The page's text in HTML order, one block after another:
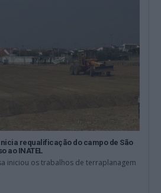
requalificação do campo de São
ao INATEL
iniciou os trabalhos de terraplanagem